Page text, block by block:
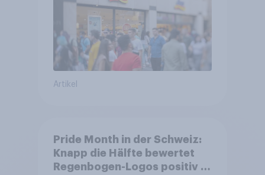
Artikel
Pride Month in der Schweiz:
Knapp die Hälfte bewertet
Regenbogen-Logos positiv –